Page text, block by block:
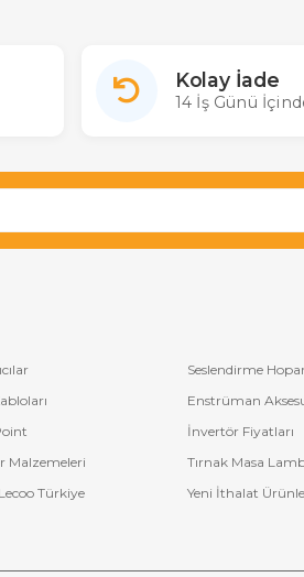
Kolay İade
14 İş Günü
Seslendirme
Enstrüman
İnvertör Fiyatları
Malzemeleri
Tırnak Masa
Türkiye Yeni İthalat